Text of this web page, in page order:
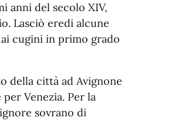
anni del secolo XIV,
Lasciò eredi alcune
cugini in primo grado
della città ad Avignone
Venezia. Per la
sovrano di